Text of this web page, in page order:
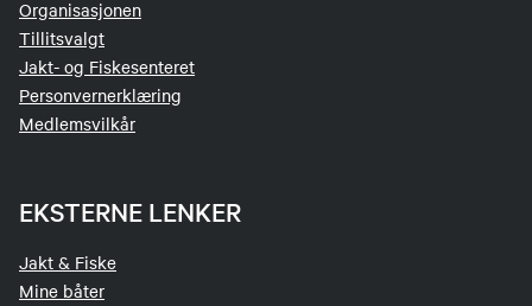
Organisasjonen
Tillitsvalgt
Jakt- og Fiskesenteret
Personvernerklæring
Medlemsvilkår
EKSTERNE LENKER
Jakt & Fiske
Mine båter